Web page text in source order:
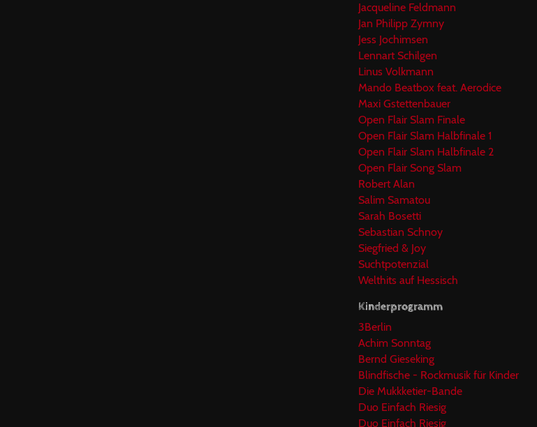
Jacqueline Feldmann
Jan Philipp Zymny
Jess Jochimsen
Lennart Schilgen
Linus Volkmann
Mando Beatbox feat. Aerodice
Maxi Gstettenbauer
Open Flair Slam Finale
Open Flair Slam Halbfinale 1
Open Flair Slam Halbfinale 2
Open Flair Song Slam
Robert Alan
Salim Samatou
Sarah Bosetti
Sebastian Schnoy
Siegfried & Joy
Suchtpotenzial
Welthits auf Hessisch
Kinderprogramm
3Berlin
Achim Sonntag
Bernd Gieseking
Blindfische - Rockmusik für Kinder
Die Mukkketier-Bande
Duo Einfach Riesig
Duo Einfach Riesig_